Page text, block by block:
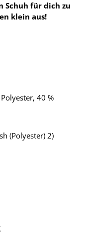
Schuh für dich zu
klein aus!
40 %
(Polyester) 2)